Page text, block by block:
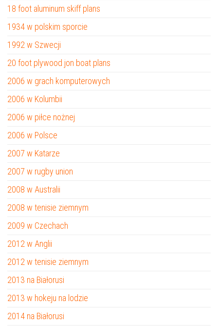
18 foot aluminum skiff plans
1934 w polskim sporcie
1992 w Szwecji
20 foot plywood jon boat plans
2006 w grach komputerowych
2006 w Kolumbii
2006 w piłce nożnej
2006 w Polsce
2007 w Katarze
2007 w rugby union
2008 w Australii
2008 w tenisie ziemnym
2009 w Czechach
2012 w Anglii
2012 w tenisie ziemnym
2013 na Białorusi
2013 w hokeju na lodzie
2014 na Białorusi